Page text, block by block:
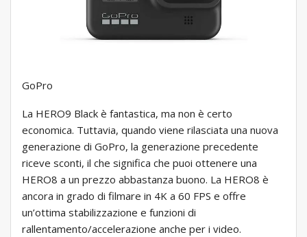
GoPro
La HERO9 Black è fantastica, ma non è certo
economica. Tuttavia, quando viene rilasciata una nuova
generazione di GoPro, la generazione precedente
riceve sconti, il che significa che puoi ottenere una
HERO8 a un prezzo abbastanza buono. La HERO8 è
ancora in grado di filmare in 4K a 60 FPS e offre
un’ottima stabilizzazione e funzioni di
rallentamento/accelerazione anche per i video.